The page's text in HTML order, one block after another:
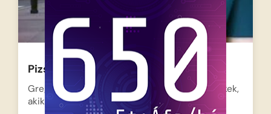
Pizsihősök – Bagoly az egyetlen
Greg, Connor és Amaya nappal átlagos gyerekek,
akik együtt játszanak…